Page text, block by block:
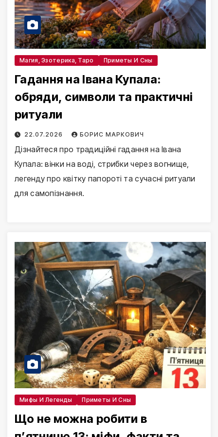
Магия, Эзотерика, Таро Приметы И Сны
Гадання на Івана Купала:
обряди, символи та практичні
ритуали
22.07.2026 БОРИС МАРКОВИЧ
Дізнайтеся про традиційні гадання на Івана
Купала: вінки на воді, стрибки через вогнище,
легенду про квітку папороті та сучасні ритуали
для самопізнання.
Мифы И Легенды Приметы И Сны
Що не можна робити в